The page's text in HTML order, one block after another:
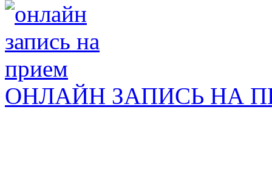
ОНЛАЙН ЗАПИСЬ НА